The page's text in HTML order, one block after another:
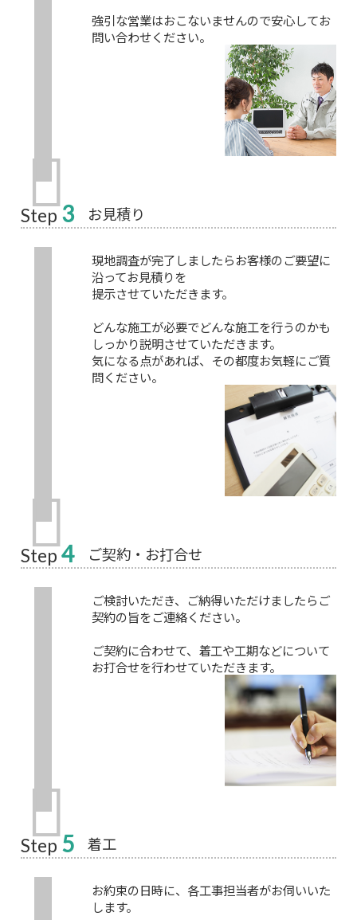
強引な営業はおこないませんので安心してお
問い合わせください。
Step 3 お見積り
現地調査が完了しましたらお客様のご要望に
沿ってお見積りを
提示させていただきます。
どんな施工が必要でどんな施工を行うのかも
しっかり説明させていただきます。
気になる点があれば、その都度お気軽にご質
問ください。
Step 4 ご契約・お打合せ
ご検討いただき、ご納得いただけましたらご
契約の旨をご連絡ください。
ご契約に合わせて、着工や工期などについて
お打合せを行わせていただきます。
Step 5 着工
お約束の日時に、各工事担当者がお伺いいた
します。